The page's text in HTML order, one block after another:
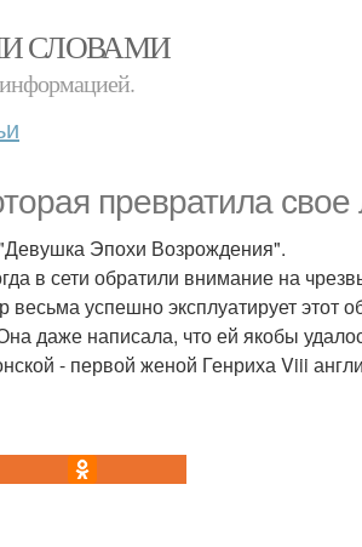
СЛОВАМИ
превратила свое
Эпохи Возрождения".
в сети обратили внимание на
успешно эксплуатирует этот
даже написала, что ей якобы
- первой женой Генриха Viii